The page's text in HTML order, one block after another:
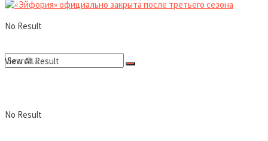
No Result
No Result
View All Result